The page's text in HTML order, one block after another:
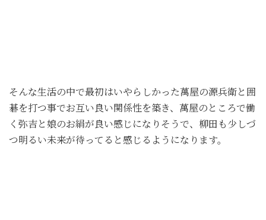
そんな生活の中で最初はいやらしかった萬屋の源兵衛と囲
碁を打つ事でお互い良い関係性を築き、萬屋のところで働
く弥吉と娘のお絹が良い感じになりそうで、柳田も少しづ
つ明るい未来が待ってると感じるようになります。